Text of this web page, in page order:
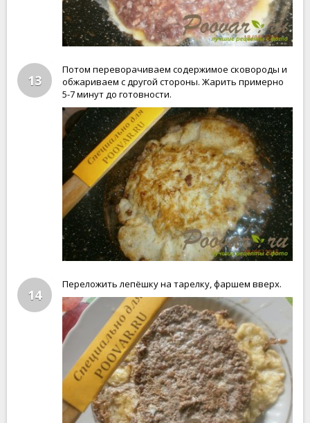
13
Потом переворачиваем содержимое сковороды и
обжариваем с другой стороны. Жарить примерно
5-7 минут до готовности.
14
Переложить лепёшку на тарелку, фаршем вверх.